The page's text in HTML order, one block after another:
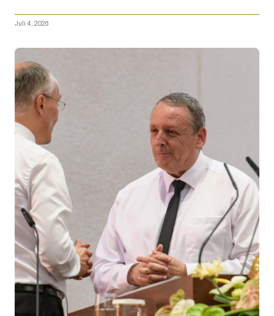
Juli 4, 2026